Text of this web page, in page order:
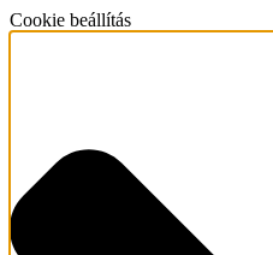
Cookie beállítás